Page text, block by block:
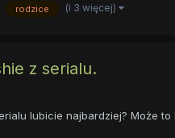
rodzice (i 3 więcej)
z serialu.
lubicie najbardziej? Może